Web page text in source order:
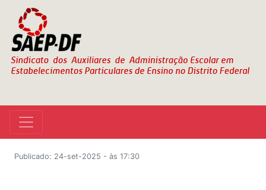
Publicado: 24-set-2025 - às 17:30